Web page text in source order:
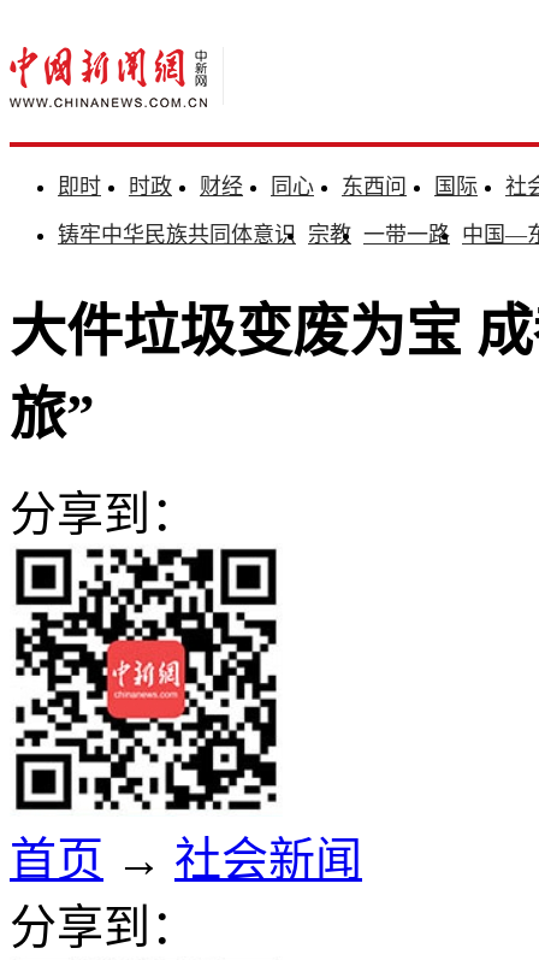
即时 时政 财经 同心 东西问 国际
社
铸牢中华民族共同体意识 宗教 一带一路 中国—
大件垃圾变废为宝
旅”
分享到：
首页 → 社会新闻
分享到：